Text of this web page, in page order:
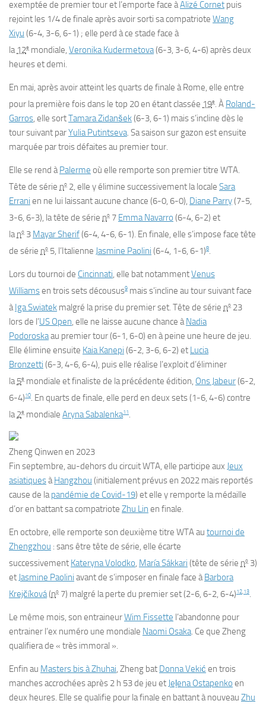
exemptée de premier tour et l’emporte face àAlizé Cornet puis
rejoint les 1/4 de finale après avoir sorti sa compatriote Wang
Xiyu (6-4, 3-6, 6-1) ; elle perd à ce stade face à
la 12e mondiale, Veronika Kudermetova(6-3, 3-6, 4-6) après deux
heures et demi.
En mai, après avoir atteint les quarts de finale à Rome, elle entre
pour la première fois dans le top 20 en étant classée 19e. À Roland-
Garros, elle sortTamara Zidanšek(6-3, 6-1) mais s’incline dès le
tour suivant parYulia Putintseva. Sa saison sur gazon est ensuite
marquée par trois défaites au premier tour.
Elle se rend àPalerme où elle remporte son premier titre WTA.
Tête de série no 2, elle y élimine successivement la locale Sara
Errani en ne lui laissant aucune chance (6-0, 6-0), Diane Parry(7-5,
3-6, 6-3), la tête de série no 7 Emma Navarro (6-4, 6-2) et
lano 3 Mayar Sherif(6-4, 4-6, 6-1). En finale, elle s’impose face tête
de série no 5, l’Italienne Jasmine Paolini (6-4, 1-6, 6-1)8.
Lors du tournoi de Cincinnati, elle bat notammentVenus
Williamsen trois sets décousus9 mais s’incline au tour suivant face
àIga Swiatek malgré la prise du premier set. Tête de série no 23
lors de l’US Open, elle ne laisse aucune chance àNadia
Podoroskaau premier tour (6-1, 6-0) en à peine une heure de jeu.
Elle élimine ensuite Kaia Kanepi (6-2, 3-6, 6-2) et Lucia
Bronzetti (6-3, 4-6, 6-4), puis elle réalise l’exploit d’éliminer
la5e mondiale et finaliste de la précédente édition, Ons Jabeur(6-2,
6-4)10. En quarts de finale, elle perd en deux sets (1-6, 4-6) contre
la2e mondiale Aryna Sabalenka11.
Zheng Qinwen en 2023
Fin septembre, au-dehors du circuit WTA, elle participe aux Jeux
asiatiquesàHangzhou (initialement prévus en 2022 mais reportés
cause de lapandémie de Covid-19) et elle y remporte la médaille
d’or en battant sa compatriote Zhu Lin en finale.
En octobre, elle remporte son deuxième titre WTA au tournoi de
Zhengzhou : sans être tête de série, elle écarte
successivement Kateryna Volodko, María Sákkari (tête de série no 3)
et Jasmine Paolini avant de s’imposer en finale face àBarbora
Krejčíková(no 7) malgré la perte du premier set (2-6, 6-2, 6-4)12 13.
Le même mois, son entraineurWim Fissette l’abandonne pour
entrainer l’ex numéro une mondiale Naomi Osaka. Ce que Zheng
qualifiera de « très immoral ».
Enfin au Masters bis à Zhuhai, Zheng bat Donna Vekić en trois
manches accrochées après 2 h 53 de jeu et Jeļena Ostapenko en
deux heures. Elle se qualifie pour la finale en battant à nouveau Zhu